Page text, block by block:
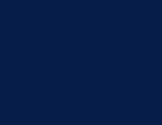
Serviços da